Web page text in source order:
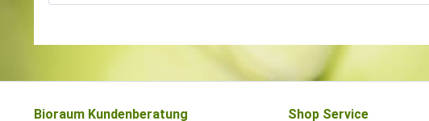
Bioraum Kundenberatung Shop Service